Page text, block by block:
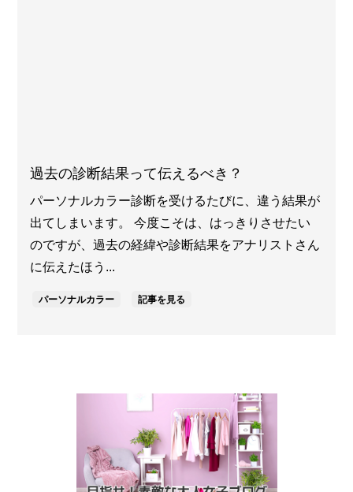
過去の診断結果って伝えるべき？
パーソナルカラー診断を受けるたびに、違う結果が
出てしまいます。 今度こそは、はっきりさせたい
のですが、過去の経緯や診断結果をアナリストさん
に伝えたほう...
パーソナルカラー 記事を見る